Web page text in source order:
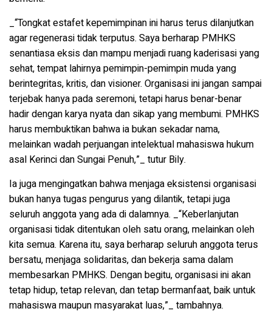
_“Tongkat estafet kepemimpinan ini harus terus dilanjutkan
agar regenerasi tidak terputus. Saya berharap PMHKS
senantiasa eksis dan mampu menjadi ruang kaderisasi yang
sehat, tempat lahirnya pemimpin-pemimpin muda yang
berintegritas, kritis, dan visioner. Organisasi ini jangan sampai
terjebak hanya pada seremoni, tetapi harus benar-benar
hadir dengan karya nyata dan sikap yang membumi. PMHKS
harus membuktikan bahwa ia bukan sekadar nama,
melainkan wadah perjuangan intelektual mahasiswa hukum
asal Kerinci dan Sungai Penuh,”_ tutur Bily.
Ia juga mengingatkan bahwa menjaga eksistensi organisasi
bukan hanya tugas pengurus yang dilantik, tetapi juga
seluruh anggota yang ada di dalamnya. _“Keberlanjutan
organisasi tidak ditentukan oleh satu orang, melainkan oleh
kita semua. Karena itu, saya berharap seluruh anggota terus
bersatu, menjaga solidaritas, dan bekerja sama dalam
membesarkan PMHKS. Dengan begitu, organisasi ini akan
tetap hidup, tetap relevan, dan tetap bermanfaat, baik untuk
mahasiswa maupun masyarakat luas,”_ tambahnya.